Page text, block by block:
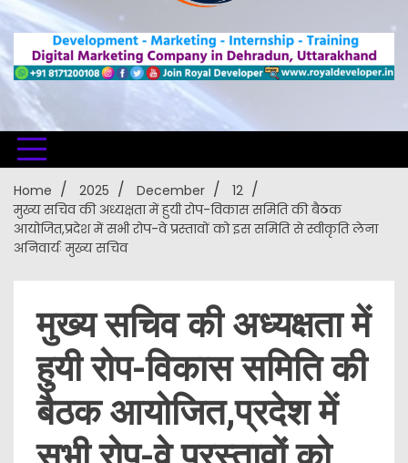
Uttarakhand Hindi News Portal
Home 2025 December
12
मुख्य सचिव की अध्यक्षता में हुयी रोप-विकास समिति की बैठक
आयोजित,प्रदेश में सभी रोप-वे प्रस्तावों को इस समिति से स्वीकृति लेना
अनिवार्यः मुख्य सचिव
मुख्य सचिव की अध्यक्षता में
हुयी रोप-विकास समिति की
बैठक आयोजित,प्रदेश में